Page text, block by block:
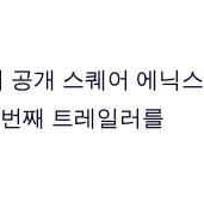
개 스퀘어 에닉
째 트레일러를